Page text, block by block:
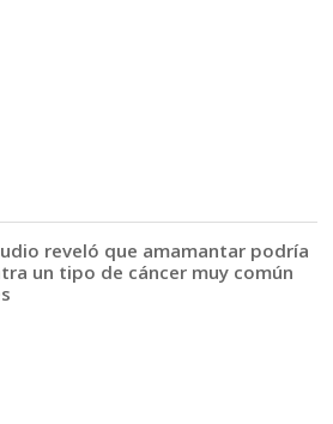
reveló que amamantar podría
un tipo de cáncer muy común